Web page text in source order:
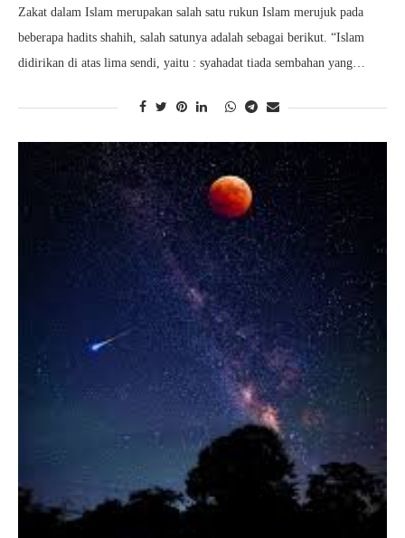
Zakat dalam Islam merupakan salah satu rukun Islam merujuk pada
beberapa hadits shahih, salah satunya adalah sebagai berikut. “Islam
didirikan di atas lima sendi, yaitu : syahadat tiada sembahan yang…